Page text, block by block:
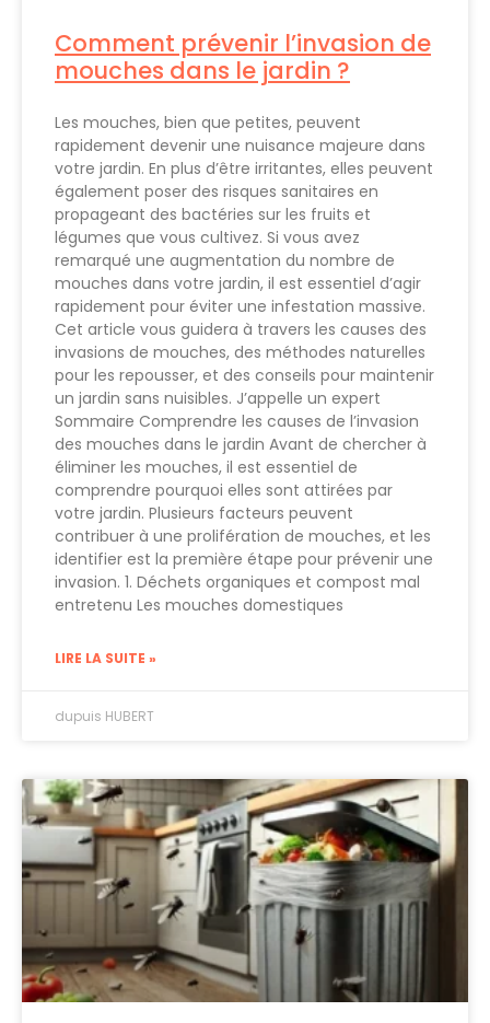
Comment prévenir l’invasion de
mouches dans le jardin ?
Les mouches, bien que petites, peuvent
rapidement devenir une nuisance majeure dans
votre jardin. En plus d’être irritantes, elles peuvent
également poser des risques sanitaires en
propageant des bactéries sur les fruits et
légumes que vous cultivez. Si vous avez
remarqué une augmentation du nombre de
mouches dans votre jardin, il est essentiel d’agir
rapidement pour éviter une infestation massive.
Cet article vous guidera à travers les causes des
invasions de mouches, des méthodes naturelles
pour les repousser, et des conseils pour maintenir
un jardin sans nuisibles. J’appelle un expert
Sommaire Comprendre les causes de l’invasion
des mouches dans le jardin Avant de chercher à
éliminer les mouches, il est essentiel de
comprendre pourquoi elles sont attirées par
votre jardin. Plusieurs facteurs peuvent
contribuer à une prolifération de mouches, et les
identifier est la première étape pour prévenir une
invasion. 1. Déchets organiques et compost mal
entretenu Les mouches domestiques
LIRE LA SUITE »
dupuis HUBERT